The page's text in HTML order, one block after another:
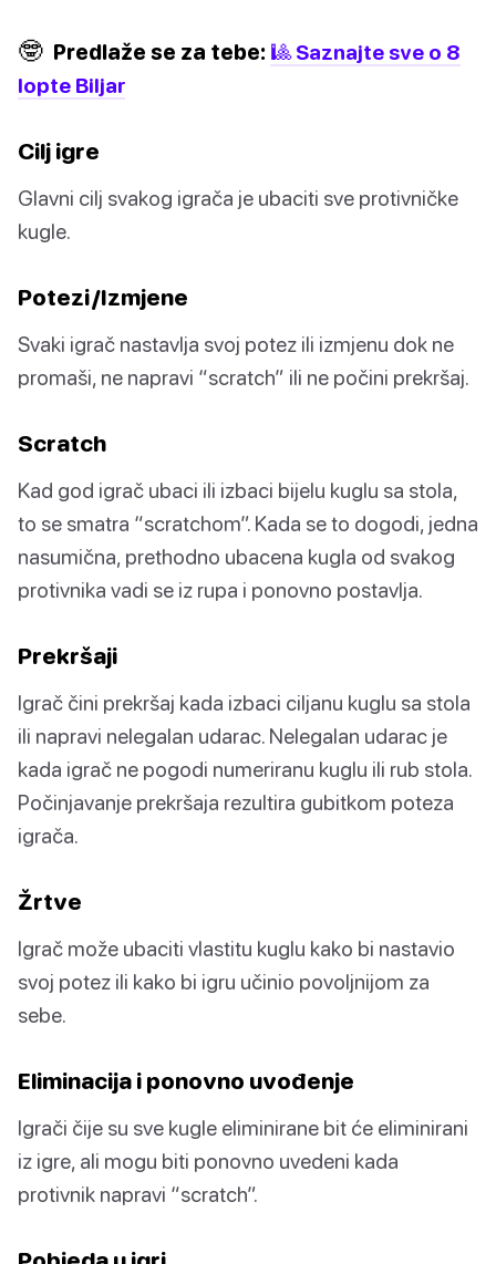
🤓 Predlaže se za tebe: 🎱 Saznajte sve o 8
lopte Biljar
Cilj igre
Glavni cilj svakog igrača je ubaciti sve protivničke
kugle.
Potezi/Izmjene
Svaki igrač nastavlja svoj potez ili izmjenu dok ne
promaši, ne napravi “scratch” ili ne počini prekršaj.
Scratch
Kad god igrač ubaci ili izbaci bijelu kuglu sa stola,
to se smatra “scratchom”. Kada se to dogodi, jedna
nasumična, prethodno ubacena kugla od svakog
protivnika vadi se iz rupa i ponovno postavlja.
Prekršaji
Igrač čini prekršaj kada izbaci ciljanu kuglu sa stola
ili napravi nelegalan udarac. Nelegalan udarac je
kada igrač ne pogodi numeriranu kuglu ili rub stola.
Počinjavanje prekršaja rezultira gubitkom poteza
igrača.
Žrtve
Igrač može ubaciti vlastitu kuglu kako bi nastavio
svoj potez ili kako bi igru učinio povoljnijom za
sebe.
Eliminacija i ponovno uvođenje
Igrači čije su sve kugle eliminirane bit će eliminirani
iz igre, ali mogu biti ponovno uvedeni kada
protivnik napravi “scratch”.